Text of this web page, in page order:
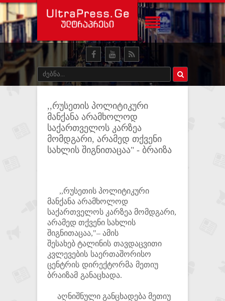
,,რუსეთის პოლიტიკური
მანქანა არამხოლოდ
საქართველოს კარზეა
მომდგარი, არამედ თქვენი
სახლის შიგნითაცაა" - ბრაიზა
,,რუსეთის პოლიტიკური
მანქანა არამხოლოდ
საქართველოს კარზეა მომდგარი,
არამედ თქვენი სახლის
შიგნითაცაა,"– ამის
შესახებ ტალინის თავდაცვითი
კვლევების საერთაშორისო
ცენტრის დირექტორმა მეთიუ
ბრაიზამ განაცხადა.
აღნიშნული განცხადება მეთიუ